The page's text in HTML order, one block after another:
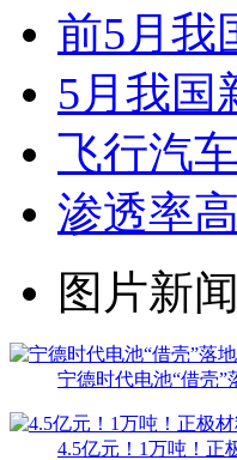
前5月我
5月我国
飞行汽
渗透率
图片新闻
宁德时代电池“借壳”
4.5亿元！1万吨！正